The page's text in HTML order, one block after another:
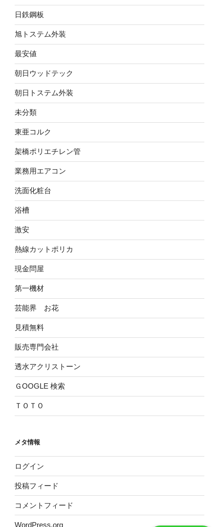
日鉄鋼板
旭トステム外装
最安値
朝日ウッドテック
朝日トステム外装
未分類
東亜コルク
架橋ポリエチレン管
業務用エアコン
洗面化粧台
浴槽
激安
熱線カットポリカ
現金問屋
第一機材
芸能界 お花
見積無料
販売専門会社
透水アクリストーン
ＧOOGLE 検索
ＴＯＴＯ
メタ情報
ログイン
投稿フィード
コメントフィード
WordPress.org